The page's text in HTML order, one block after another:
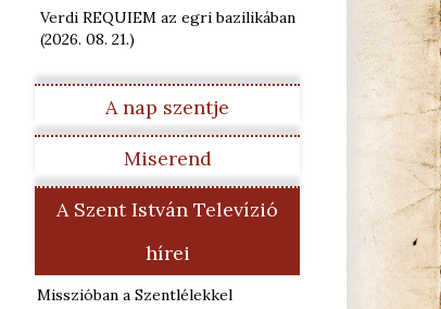
Verdi REQUIEM az egri bazilikában
(2026. 08. 21.)
A nap szentje
Miserend
A Szent István Televízió
hírei
Misszióban a Szentlélekkel